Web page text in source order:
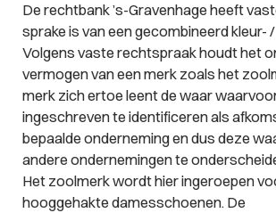
De rechtbank ’s-Gravenhage heeft
sprake is van een gecombineerd kleur-
Volgens vaste rechtspraak houdt het
vermogen van een merk zoals het
merk zich ertoe leent de waar
ingeschreven te identificeren als
bepaalde onderneming en dus deze
andere ondernemingen te
Het zoolmerk wordt hier ingeroepen
hooggehakte damesschoenen. De